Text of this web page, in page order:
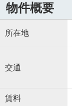
物件概要
所在地
交通
賃料